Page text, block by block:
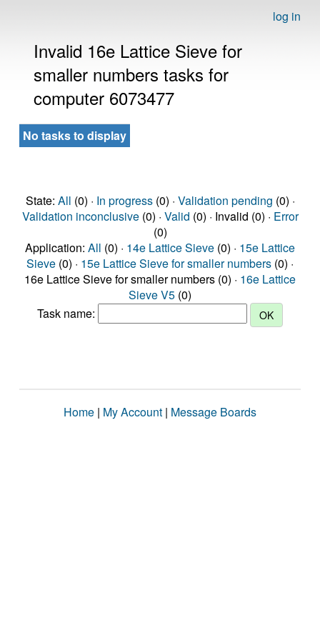
log in
Invalid 16e Lattice Sieve for
smaller numbers tasks for
computer 6073477
No tasks to display
State: All (0) · In progress(0) · Validation pending (0) ·
Validation inconclusive(0) · Valid (0) · Invalid (0) · Error
(0)
Application: All (0) · 14e Lattice Sieve (0) · 15e Lattice
Sieve (0) · 15e Lattice Sieve for smaller numbers (0) ·
16e Lattice Sieve for smaller numbers (0) · 16e Lattice
Sieve V5 (0)
Task name:
Home | My Account | Message Boards